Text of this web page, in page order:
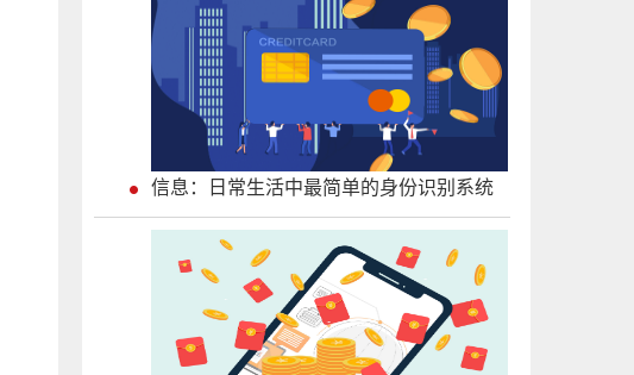
信息：日常生活中最简单的身份识别系统